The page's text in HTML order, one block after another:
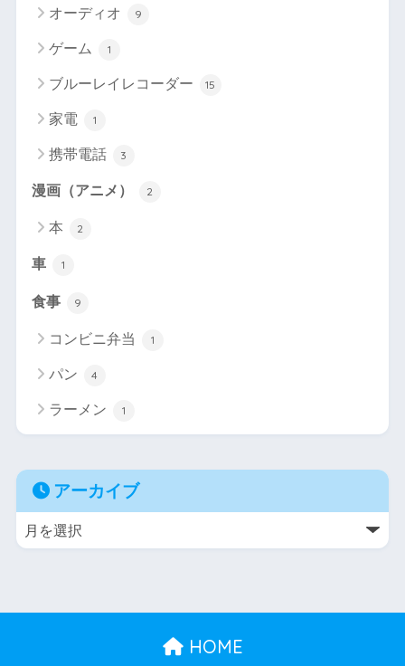
オーディオ 9
ゲーム 1
ブルーレイレコーダー 15
家電 1
携帯電話 3
漫画（アニメ） 2
本 2
車 1
食事 9
コンビニ弁当 1
パン 4
ラーメン 1
アーカイブ
HOME